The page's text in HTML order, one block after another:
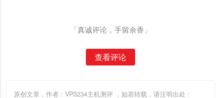
「真诚评论，手留余香」
查看评论
原创文章，作者：VPS234主机测评 ，如若转载，请注明出处：